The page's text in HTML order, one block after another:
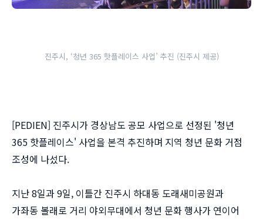
진주시, ‘청년 365 핫플레이스 사업’ 추진 (진주시 제공)
[PEDIEN] 진주시가 경상남도 공모 사업으로 선정된 '청년
365 핫플레이스' 사업을 본격 추진하며 지역 청년 문화 거점
조성에 나섰다.
지난 8일과 9일, 이틀간 진주시 하대동 도래새미공원과
가좌동 볼래로 거리 야외무대에서 청년 문화 행사가 연이어